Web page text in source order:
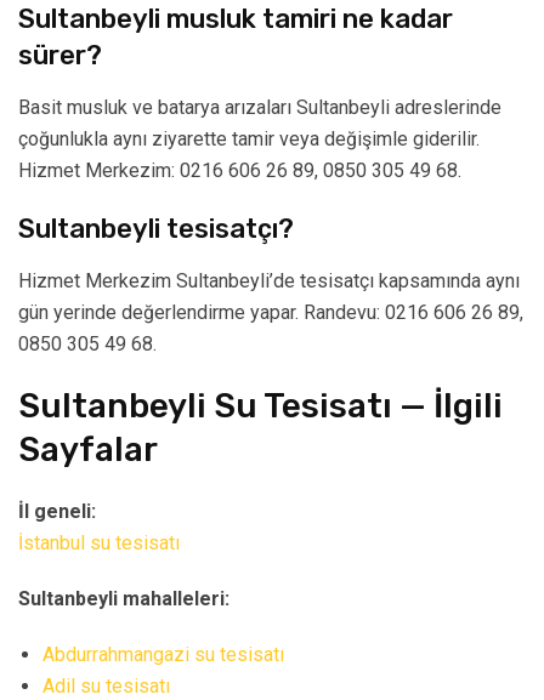
Sultanbeyli musluk tamiri ne kadar
sürer?
Basit musluk ve batarya arızaları Sultanbeyli adreslerinde
çoğunlukla aynı ziyarette tamir veya değişimle giderilir.
Hizmet Merkezim: 0216 606 26 89, 0850 305 49 68.
Sultanbeyli tesisatçı?
Hizmet Merkezim Sultanbeyli’de tesisatçı kapsamında aynı
gün yerinde değerlendirme yapar. Randevu: 0216 606 26 89,
0850 305 49 68.
Sultanbeyli Su Tesisatı — İlgili
Sayfalar
İl geneli:
İstanbul su tesisatı
Sultanbeyli mahalleleri:
Abdurrahmangazi su tesisatı
Adil su tesisatı